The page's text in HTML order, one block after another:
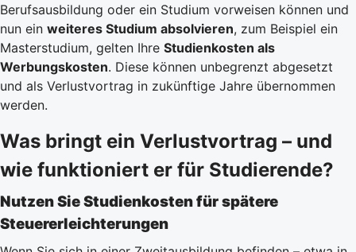
Berufsausbildung oder ein Studium vorweisen können und
nun ein weiteres Studium absolvieren, zum Beispiel ein
Masterstudium, gelten Ihre Studienkosten als
Werbungskosten. Diese können unbegrenzt abgesetzt
und als Verlustvortrag in zukünftige Jahre übernommen
werden.
Was bringt ein Verlustvortrag – und
wie funktioniert er für Studierende?
Nutzen Sie Studienkosten für spätere
Steuererleichterungen